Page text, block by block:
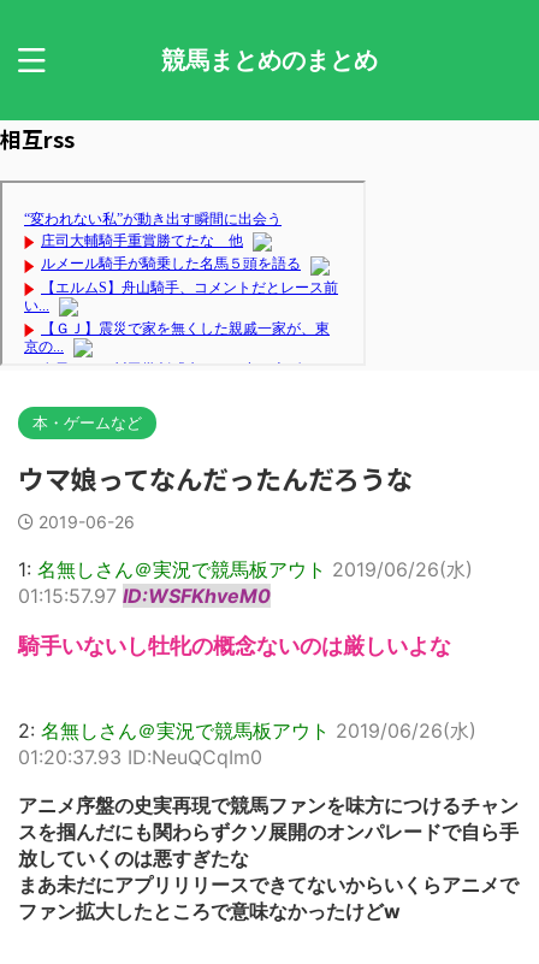
競馬まとめのまとめ
相互rss
本・ゲームなど
ウマ娘ってなんだったんだろうな
2019-06-26
1: 名無しさん＠実況で競馬板アウト 2019/06/26(水)
01:15:57.97 ID:WSFKhveM0
騎手いないし牡牝の概念ないのは厳しいよな
2: 名無しさん＠実況で競馬板アウト 2019/06/26(水)
01:20:37.93 ID:NeuQCqIm0
アニメ序盤の史実再現で競馬ファンを味方につけるチャン
スを掴んだにも関わらずクソ展開のオンパレードで自ら手
放していくのは悪すぎたな
まあ未だにアプリリリースできてないからいくらアニメで
ファン拡大したところで意味なかったけどw